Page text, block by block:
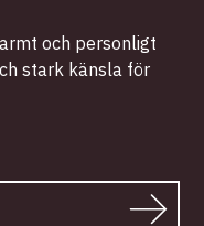
och personligt
stark känsla för